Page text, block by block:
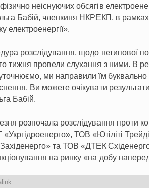
неіснуючих обсягів
Бабій, членкиня НКРЕКП, в
електроенергії».
розслідування, щодо нетипової
тижня провели слухання з ними. В
ми направили їм
Ви можете очікувати
Бабій.
розпочала розслідування
ТОВ «Ютіліті
та ТОВ «ДТЕК
на ринку «на добу